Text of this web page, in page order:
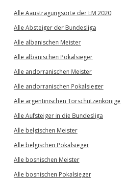
Alle Aaustragungsorte der EM 2020
Alle Absteiger der Bundesliga
Alle albanischen Meister
Alle albanischen Pokalsieger
Alle andorranischen Meister
Alle andorranischen Pokalsieger
Alle argentinischen Torschützenkönige
Alle Aufsteiger in die Bundesliga
Alle belgischen Meister
Alle belgischen Pokalsieger
Alle bosnischen Meister
Alle bosnischen Pokalsieger